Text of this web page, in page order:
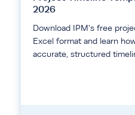
2026
Download IPM's free
Excel format and learn
accurate, structured